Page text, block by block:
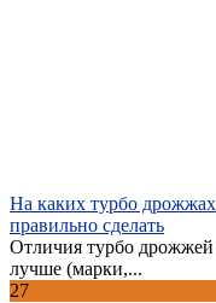
На каких турбо
правильно сделать
Отличия турбо
лучше (марки,...
27